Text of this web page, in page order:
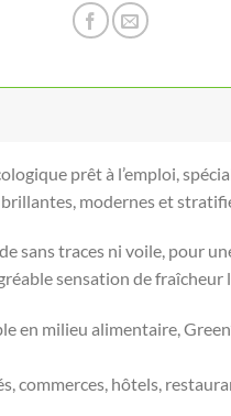
prêt à l’emploi,
modernes et
sans traces ni voile, pour
sensation de fraîcheur
en milieu alimentaire,
commerces, hôtels,